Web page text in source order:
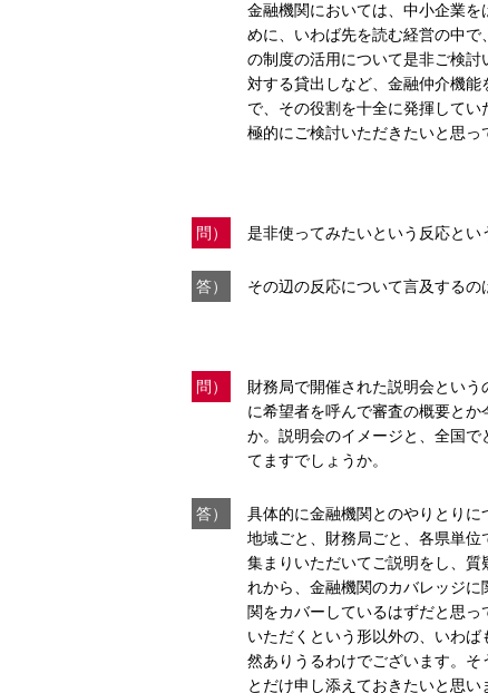
金融機関においては、中小企業
めに、いわば先を読む経営の中
の制度の活用について是非ご検
対する貸出しなど、金融仲介機
で、その役割を十全に発揮して
極的にご検討いただきたいと思っ
問） 是非使ってみたいという反応とい
答） その辺の反応について言及するの
問）
財務局で開催された説明会とい
に希望者を呼んで審査の概要と
か。説明会のイメージと、全国
てますでしょうか。
答）
具体的に金融機関とのやりとりに
地域ごと、財務局ごと、各県単
集まりいただいてご説明をし、
れから、金融機関のカバレッジ
関をカバーしているはずだと思
いただくという形以外の、いわ
然ありうるわけでございます。
とだけ申し添えておきたいと思い